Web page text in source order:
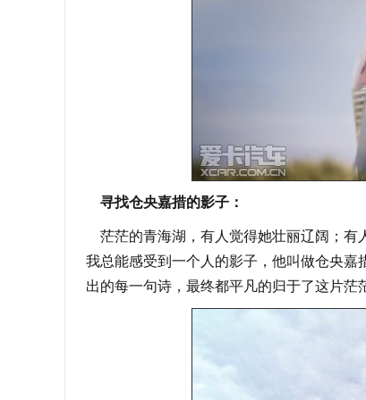
寻找仓央嘉措的影子：
茫茫的青海湖，有人觉得她壮丽辽阔；有
我总能感受到一个人的影子，他叫做仓央嘉
出的每一句诗，最终都平凡的归于了这片茫